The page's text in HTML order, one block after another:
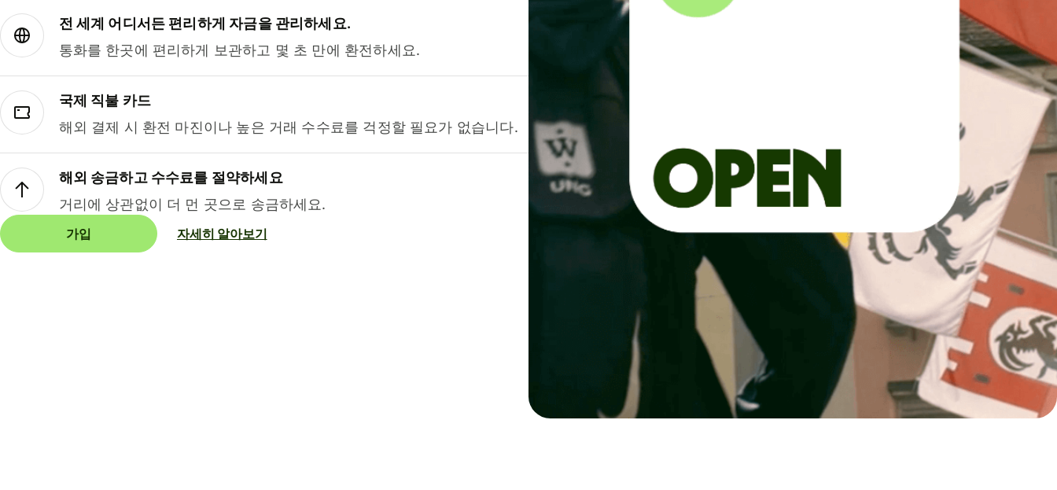
전 세계 어디서든 편리하게 자금을 관리하세요.
통화를 한곳에 편리하게 보관하고 몇 초 만에 환전하세요.
국제 직불 카드
해외 결제 시 환전 마진이나 높은 거래 수수료를 걱정할 필요가 없습니다.
해외 송금하고 수수료를 절약하세요
거리에 상관없이 더 먼 곳으로 송금하세요.
가입 자세히 알아보기